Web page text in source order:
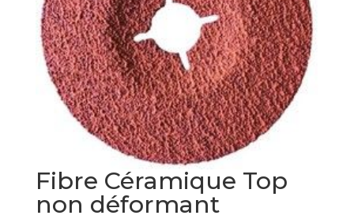
Fibre Céramique Top
non déformant